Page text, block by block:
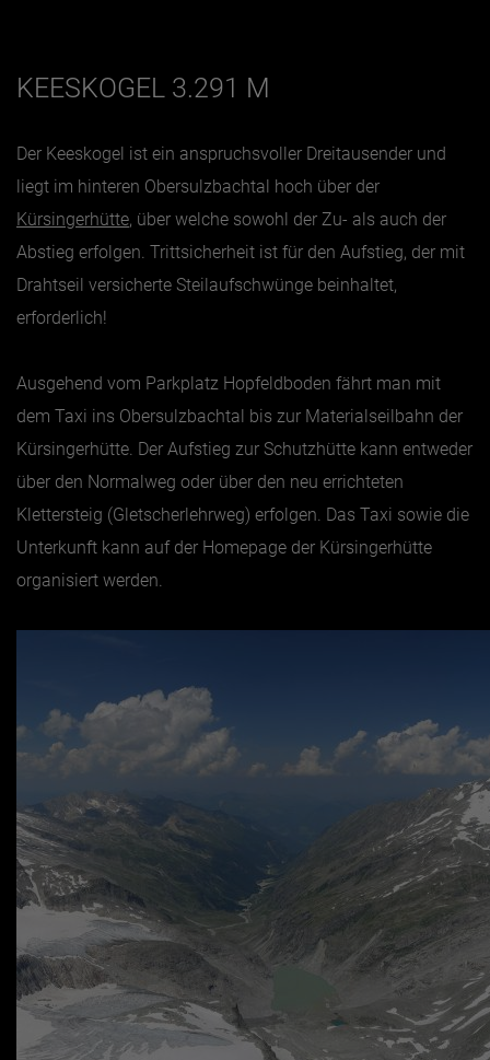
KEESKOGEL 3.291 M
Der Keeskogel ist ein anspruchsvoller Dreitausender und
liegt im hinteren Obersulzbachtal hoch über der
Kürsingerhütte, über welche sowohl der Zu- als auch der
Abstieg erfolgen. Trittsicherheit ist für den Aufstieg, der mit
Drahtseil versicherte Steilaufschwünge beinhaltet,
erforderlich!
Ausgehend vom Parkplatz Hopfeldboden fährt man mit
dem Taxi ins Obersulzbachtal bis zur Materialseilbahn der
Kürsingerhütte. Der Aufstieg zur Schutzhütte kann entweder
über den Normalweg oder über den neu errichteten
Klettersteig (Gletscherlehrweg) erfolgen. Das Taxi sowie die
Unterkunft kann auf der Homepage der Kürsingerhütte
organisiert werden.